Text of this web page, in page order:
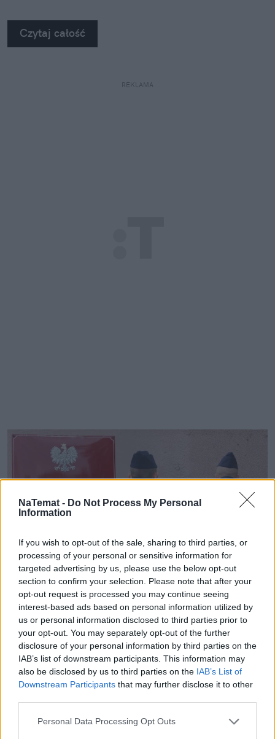
NaTemat - Do Not Process My Personal
Information
If you wish to opt-out of the sale, sharing to third parties, or
processing of your personal or sensitive information for
targeted advertising by us, please use the below opt-out
section to confirm your selection. Please note that after your
opt-out request is processed you may continue seeing
interest-based ads based on personal information utilized by
us or personal information disclosed to third parties prior to
your opt-out. You may separately opt-out of the further
disclosure of your personal information by third parties on the
IAB’s list of downstream participants. This information may
also be disclosed by us to third parties on the IAB’s List of
Downstream Participants that may further disclose it to other
Personal Data Processing Opt Outs
na własne oczy zobaczyć, jak profesjonaliści radzą
sobie z takimi uszkodzeniami.
Czytaj całość
REKLAMA
Policja w siedzibie KRS. Wcześniej
śledczy podjęli decyzję o przeszukaniu
W środowe południe (21 stycznia) policja weszła do
siedziby Krajowej Rady Sądownictwa. Z ustaleń
Radia ZET wynika, że wcześniej prokuratura
wydała decyzję o przeszukaniu w budynku.